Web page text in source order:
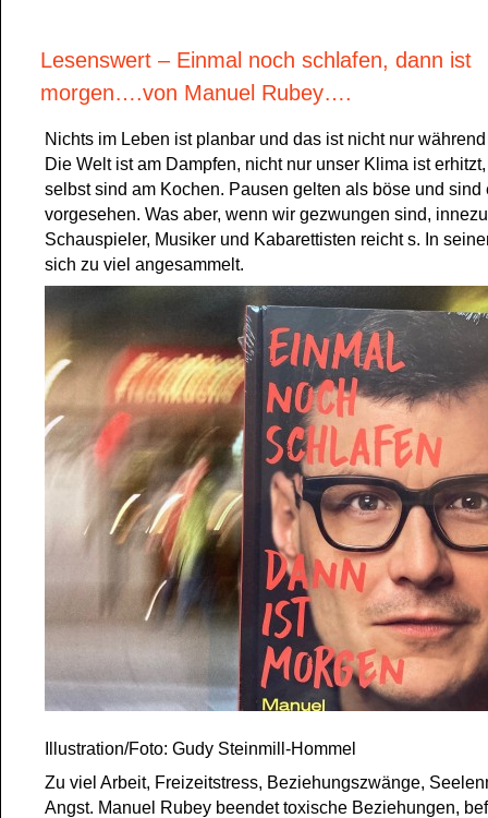
Lesenswert – Einmal noch schlafen, dann ist
morgen….von Manuel Rubey….
Nichts im Leben ist planbar und das ist nicht nur
Die Welt ist am Dampfen, nicht nur unser Klima ist
selbst sind am Kochen. Pausen gelten als böse und sind
vorgesehen. Was aber, wenn wir gezwungen sind,
Schauspieler, Musiker und Kabarettisten reicht s. In
sich zu viel angesammelt.
Illustration/Foto: Gudy Steinmill-Hommel
Zu viel Arbeit, Freizeitstress, Beziehungszwänge,
Angst. Manuel Rubey beendet toxische Beziehungen,